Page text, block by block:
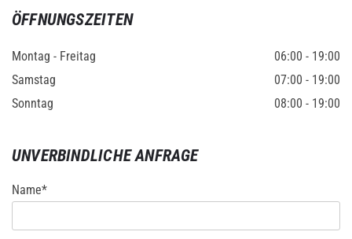
ÖFFNUNGSZEITEN
Montag - Freitag
06:00 - 19:00
Samstag
07:00 - 19:00
Sonntag
08:00 - 19:00
UNVERBINDLICHE ANFRAGE
Name*